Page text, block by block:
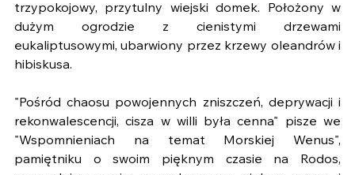
trzypokojowy, przytulny wiejski domek. Położony w
dużym ogrodzie z cienistymi drzewami
eukaliptusowymi, ubarwiony przez krzewy oleandrów i
hibiskusa.
"Pośród chaosu powojennych zniszczeń, deprywacji i
rekonwalescencji, cisza w willi była cenna" pisze we
"Wspomnieniach na temat Morskiej Wenus",
pamiętniku o swoim pięknym czasie na Rodos,